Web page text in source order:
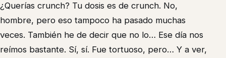
¿Querías crunch? Tu dosis es de crunch. No,
hombre, pero eso tampoco ha pasado muchas
veces. También he de decir que no lo… Ese día nos
reímos bastante. Sí, sí. Fue tortuoso, pero… Y a ver,